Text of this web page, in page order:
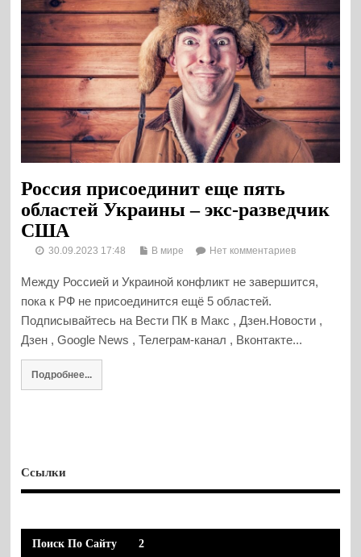
Россия присоединит еще пять
областей Украины – экс-разведчик
США
30.09.2023 17:48 В мире Нет комментариев
Между Россией и Украиной конфликт не завершится,
пока к РФ не присоединится ещё 5 областей.
Подписывайтесь на Вести ПК в Макс , Дзен.Новости ,
Дзен , Google News , Телеграм-канал , Вконтакте...
Подробнее...
Ссылки
Поиск По Сайту 2